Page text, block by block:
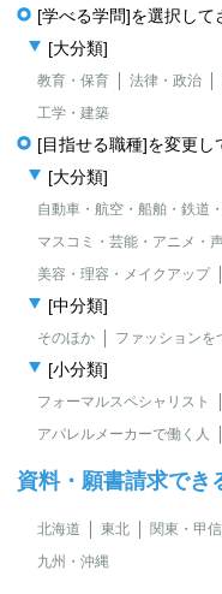
[学べる学問]を選択して
[大分類]
教育・保育 法律・政治
工学・建築
[目指せる職種]を変更し
[大分類]
自動車・航空・船舶・鉄道
マスコミ・芸能・アニメ・
美容・理容・メイクアップ
[中分類]
そのほか ファッションを
[小分類]
フォーマルスペシャリスト
アパレルメーカーで働く人
資料・願書請求でき
北海道 東北 関東・甲
九州・沖縄